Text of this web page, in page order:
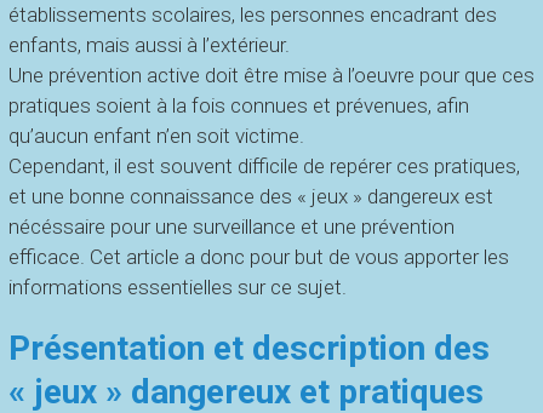
établissements scolaires, les personnes encadrant des
enfants, mais aussi à l’extérieur.
Une prévention active doit être mise à l’oeuvre pour que ces
pratiques soient à la fois connues et prévenues, afin
qu’aucun enfant n’en soit victime.
Cependant, il est souvent difficile de repérer ces pratiques,
et une bonne connaissance des « jeux » dangereux est
nécéssaire pour une surveillance et une prévention
efficace. Cet article a donc pour but de vous apporter les
informations essentielles sur ce sujet.
Présentation et description des
« jeux » dangereux et pratiques